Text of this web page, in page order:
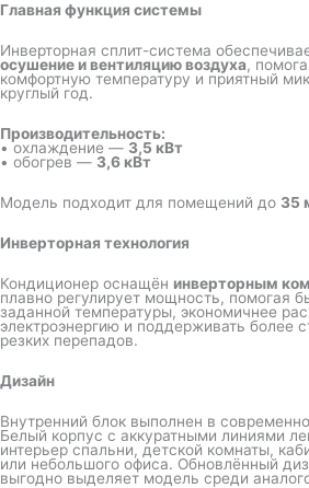
Главная функция системы
Инверторная сплит-система
осушение и вентиляцию воздуха,
комфортную температуру и приятный
круглый год.
Производительность:
• охлаждение — 3,5 кВт
• обогрев — 3,6 кВт
Модель подходит для помещений до 35
Инверторная технология
Кондиционер оснащён инверторным
плавно регулирует мощность, помогая
заданной температуры, экономичнее
электроэнергию и поддерживать более
резких перепадов.
Дизайн
Внутренний блок выполнен в
Белый корпус с аккуратными линиями
интерьер спальни, детской комнаты,
или небольшого офиса. Обновлённый
выгодно выделяет модель среди